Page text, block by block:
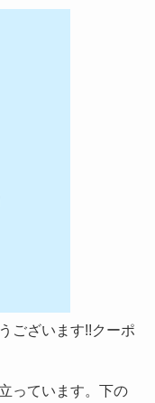
ございます!!クーポ
っています。下の